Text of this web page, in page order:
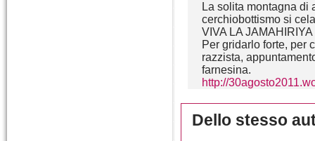
La solita montagna di
cerchiobottismo si
VIVA LA
Per gridarlo forte, per
razzista,
farnesina.
http://
Dello stesso